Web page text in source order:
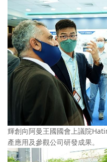
輝創向阿曼王國國會上議院
產應用及參觀公司研發成果。